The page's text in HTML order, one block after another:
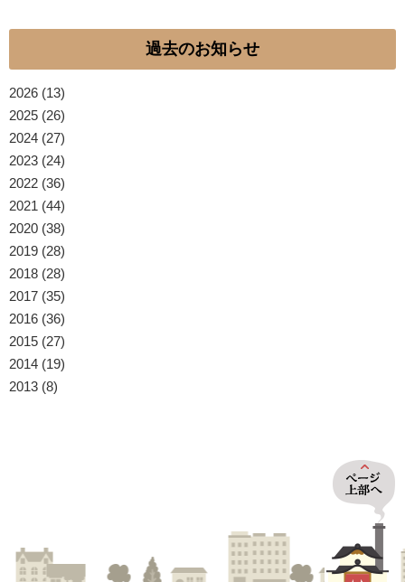
過去のお知らせ
2026 (13)
2025 (26)
2024 (27)
2023 (24)
2022 (36)
2021 (44)
2020 (38)
2019 (28)
2018 (28)
2017 (35)
2016 (36)
2015 (27)
2014 (19)
2013 (8)